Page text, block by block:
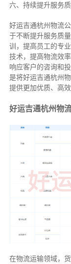
六、持续提升服务
好运吉通杭州物流
于不断提升服务质
训，提高员工的专
技术，提高物流效
响应客户的咨询和
是将好运吉通杭州
提供更加优质、高效
好运吉通杭州物
在物流运输领域，